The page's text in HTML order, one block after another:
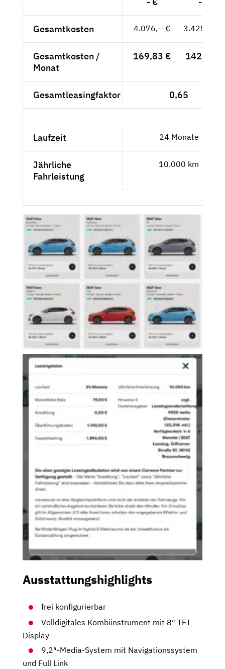
Gesamtkosten 4.076,-- € 3.425,21 €
Gesamtkosten /
Monat
169,83 € 142,72 €
Gesamtleasingfaktor 0,65
Laufzeit 24 Monate
Jährliche
Fahrleistung
10.000 km
Ausstattungshighlights
frei konfigurierbar
Volldigitales Kombiinstrument mit 8″ TFT
Display
9,2″-Media-System mit Navigationssystem
und Full Link